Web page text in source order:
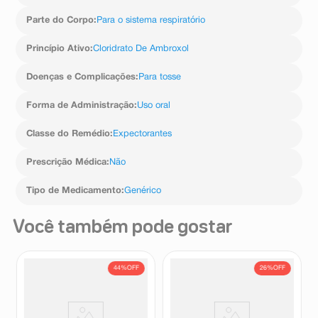
Com base em superdose acidental e/ou relatos de erros
recomendadas e pode ser necessário tratamento
deste medicamento, procure rapidamente socorro
se possível. Ligue para 0800 722 6001, se você precisar
Parte do Corpo: Para o sistema respiratório
Princípio Ativo:Cloridrato De Ambroxol
Doenças e Complicações: Para tosse
Forma de Administração:Uso oral
Classe do Remédio: Expectorantes
Prescrição Médica: Não
Tipo de Medicamento:Genérico
Você também pode gostar
44%OFF 26%OFF